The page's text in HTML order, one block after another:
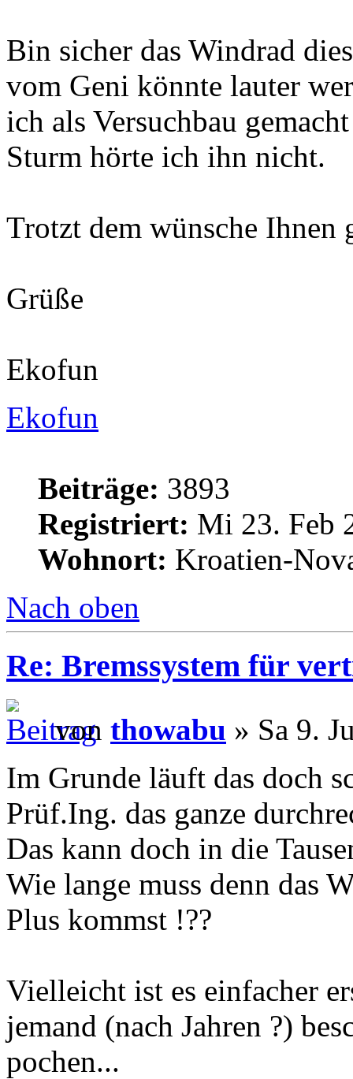
Bin sicher das Windrad
vom Geni könnte lauter
ich als Versuchbau
Sturm hörte ich ihn nicht.
Trotzt dem wünsche Ihnen
Grüße
Ekofun
Ekofun
Beiträge: 3893
Registriert: Mi 23. Feb
Wohnort: Kroatien-
Nach oben
Re: Bremssystem für
von thowabu » Sa 9.
Im Grunde läuft das doch
Prüf.Ing. das ganze
Das kann doch in die
Wie lange muss denn das
Plus kommst !??
Vielleicht ist es einfacher
jemand (nach Jahren ?)
pochen...